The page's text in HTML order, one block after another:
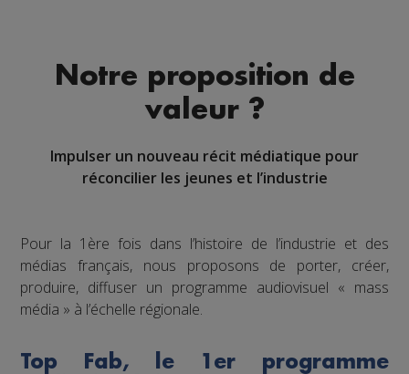
Notre proposition de
valeur ?
Impulser un nouveau récit médiatique pour
réconcilier les jeunes et l’industrie
Pour la 1ère fois dans l’histoire de l’industrie et des
médias français, nous proposons de porter, créer,
produire, diffuser un programme audiovisuel « mass
média » à l’échelle régionale.
Top Fab, le 1er programme